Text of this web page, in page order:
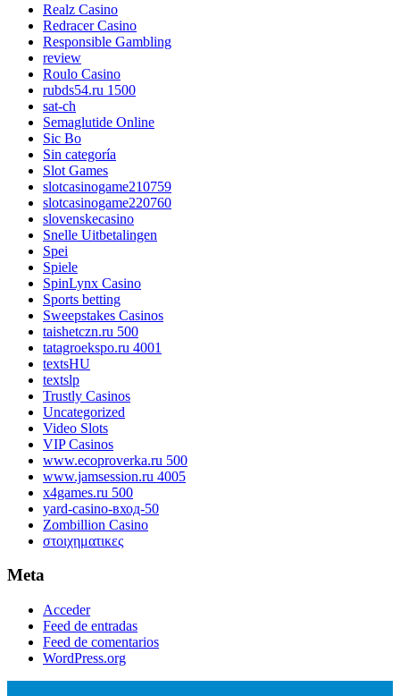
Realz Casino
Redracer Casino
Responsible Gambling
review
Roulo Casino
rubds54.ru 1500
sat-ch
Semaglutide Online
Sic Bo
Sin categoría
Slot Games
slotcasinogame210759
slotcasinogame220760
slovenskecasino
Snelle Uitbetalingen
Spei
Spiele
SpinLynx Casino
Sports betting
Sweepstakes Casinos
taishetczn.ru 500
tatagroekspo.ru 4001
textsHU
textslp
Trustly Casinos
Uncategorized
Video Slots
VIP Casinos
www.ecoproverka.ru 500
www.jamsession.ru 4005
x4games.ru 500
yard-casino-вход-50
Zombillion Casino
στοιχηματικες
Meta
Acceder
Feed de entradas
Feed de comentarios
WordPress.org